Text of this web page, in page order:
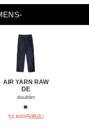
AIR YARN RAW
DE
doublet
■
52,800円(税込)